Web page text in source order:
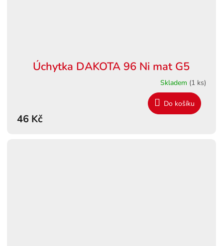
Úchytka DAKOTA 96 Ni mat G5
Skladem (1 ks)
46 Kč
Do košíku